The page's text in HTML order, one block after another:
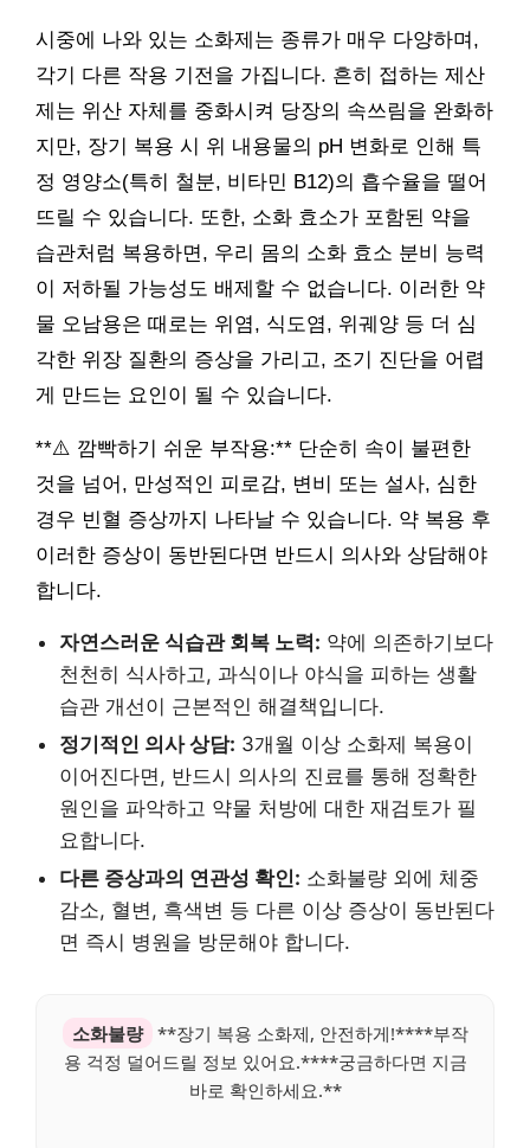
시중에 나와 있는 소화제는 종류가 매우 다양하며,
각기 다른 작용 기전을 가집니다. 흔히 접하는 제산
제는 위산 자체를 중화시켜 당장의 속쓰림을 완화하
지만, 장기 복용 시 위 내용물의 pH 변화로 인해 특
정 영양소(특히 철분, 비타민 B12)의 흡수율을 떨어
뜨릴 수 있습니다. 또한, 소화 효소가 포함된 약을
습관처럼 복용하면, 우리 몸의 소화 효소 분비 능력
이 저하될 가능성도 배제할 수 없습니다. 이러한 약
물 오남용은 때로는 위염, 식도염, 위궤양 등 더 심
각한 위장 질환의 증상을 가리고, 조기 진단을 어렵
게 만드는 요인이 될 수 있습니다.
**⚠️ 깜빡하기 쉬운 부작용:** 단순히 속이 불편한
것을 넘어, 만성적인 피로감, 변비 또는 설사, 심한
경우 빈혈 증상까지 나타날 수 있습니다. 약 복용 후
이러한 증상이 동반된다면 반드시 의사와 상담해야
합니다.
자연스러운 식습관 회복 노력: 약에 의존하기보다
천천히 식사하고, 과식이나 야식을 피하는 생활
습관 개선이 근본적인 해결책입니다.
정기적인 의사 상담: 3개월 이상 소화제 복용이
이어진다면, 반드시 의사의 진료를 통해 정확한
원인을 파악하고 약물 처방에 대한 재검토가 필
요합니다.
다른 증상과의 연관성 확인: 소화불량 외에 체중
감소, 혈변, 흑색변 등 다른 이상 증상이 동반된다
면 즉시 병원을 방문해야 합니다.
소화불량
**장기 복용 소화제, 안전하게!****부작
용 걱정 덜어드릴 정보 있어요.****궁금하다면 지금
바로 확인하세요.**